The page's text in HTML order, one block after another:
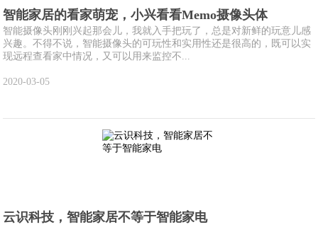
智能家居的看家萌宠，小兴看看Memo摄像头体
智能摄像头刚刚兴起那会儿，我就入手把玩了，总是对新鲜的玩意儿感
兴趣。不得不说，智能摄像头的可玩性和实用性还是很高的，既可以实
现远程查看家中情况，又可以用来监控不...
2020-03-05
云识科技，智能家居不等于智能家电